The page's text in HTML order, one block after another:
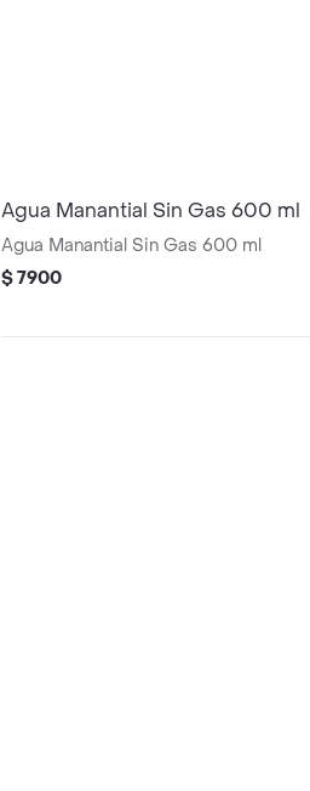
Agua Manantial Sin Gas 600 ml
Agua Manantial Sin Gas 600 ml
$ 7900